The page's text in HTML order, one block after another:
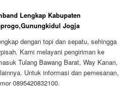
Lengkap Kabupaten
Jogja
dengan topi dan sepatu, sehingga
Kami melayani pengiriman ke
Tulang Bawang Barat, Way Kanan,
Untuk informasi dan pemesanan,
0895420832100.